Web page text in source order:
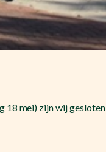
18 mei) zijn wij gesloten